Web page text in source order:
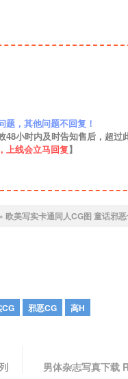
题，其他问题不回复！
48小时内及时告知售后，超过
上线会立马回复】
» 欧美写实卡通同人CG图 童话邪
邪恶CG 高H
男体杂志写真下载